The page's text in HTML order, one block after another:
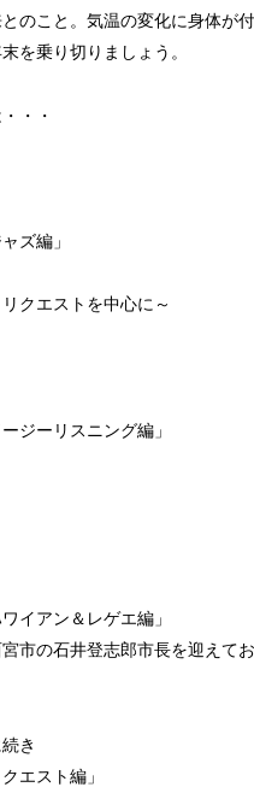
のこと。気温の変化に身体が
を乗り切りましょう。
・・
ズ編」
クエストを中心に～
ジーリスニング編」
イアン＆レゲエ編」
市の石井登志郎市長を迎えてお
き
エスト編」